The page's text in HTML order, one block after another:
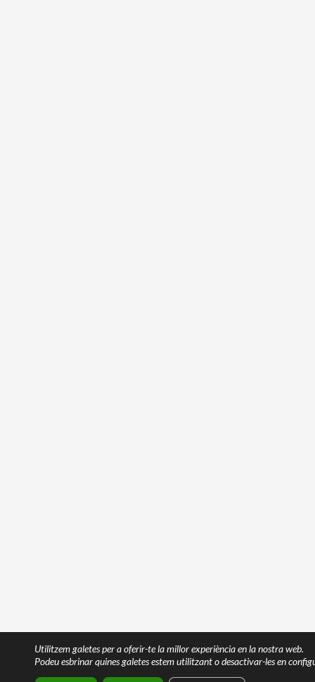
Utilitzem galetes per a oferir-te la millor experiència en la nostra web.
Podeu esbrinar quines galetes estem utilitzant o desactivar-les en